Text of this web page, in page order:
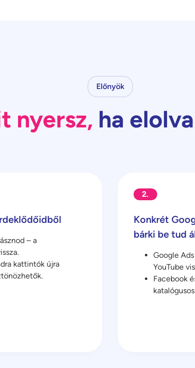
Előnyök
nyersz, ha
– a
kattintók újra
2.
Konkrét
bárki be tud
Google
YouTube
Facebook